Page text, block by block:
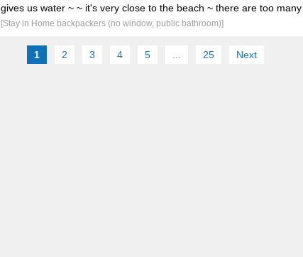
gives us water ~ ~ it's very close to the beach ~ there are too
[Stay in Home backpackers (no window, public bathroom)]
1 2 3 4 5 25 Next